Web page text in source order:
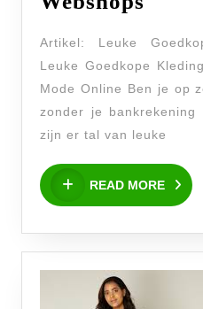
Leuke
Artikel: Leuke
Leuke Goedkope
Mode Online Ben je op
zonder je bankrekening
zijn er tal van leuke
READ MORE